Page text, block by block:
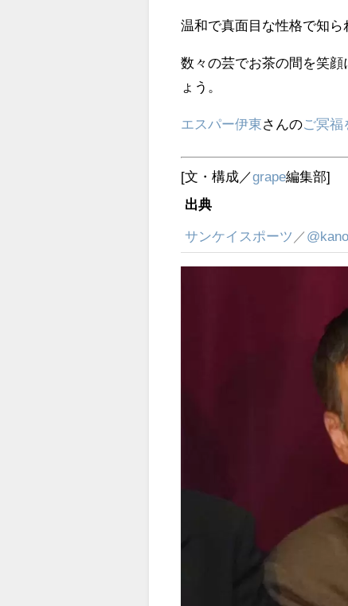
温和で真面目な性格で知ら
数々の芸でお茶の間を笑
ょう。
エスパー伊東さんのご冥福
[文・構成／grape編集部]
出典
サンケイスポーツ ／